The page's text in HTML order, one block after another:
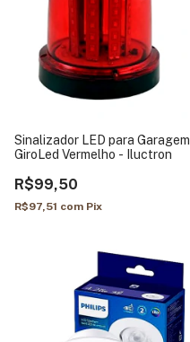
Sinalizador LED para Garagem
GiroLed Vermelho - Iluctron
R$99,50
R$97,51 com Pix